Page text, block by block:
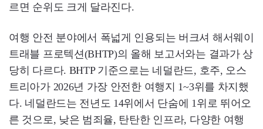
르면 순위도 크게 달라진다.
여행 안전 분야에서 폭넓게 인용되는 버크셔 해서웨이
트래블 프로텍션(BHTP)의 올해 보고서와는 결과가 상
당히 다르다. BHTP 기준으로는 네덜란드, 호주, 오스
트리아가 2026년 가장 안전한 여행지 1~3위를 차지했
다. 네덜란드는 전년도 14위에서 단숨에 1위로 뛰어오
른 것으로, 낮은 범죄율, 탄탄한 인프라, 다양한 여행